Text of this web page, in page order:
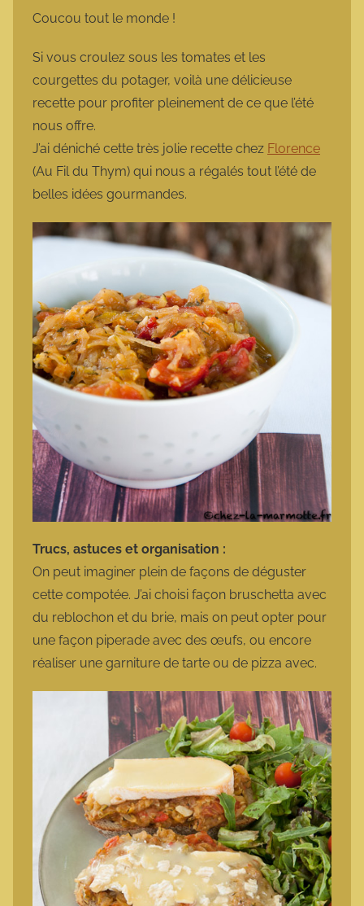
a
o
t
e
Coucou tout le monde !
Si vous croulez sous les tomates et les
courgettes du potager, voilà une délicieuse
recette pour profiter pleinement de ce que l’été
nous offre.
J’ai déniché cette très jolie recette chez Florence
(Au Fil du Thym) qui nous a régalés tout l’été de
belles idées gourmandes.
Trucs, astuces et organisation :
On peut imaginer plein de façons de déguster
cette compotée. J’ai choisi façon bruschetta avec
du reblochon et du brie, mais on peut opter pour
une façon piperade avec des œufs, ou encore
réaliser une garniture de tarte ou de pizza avec.